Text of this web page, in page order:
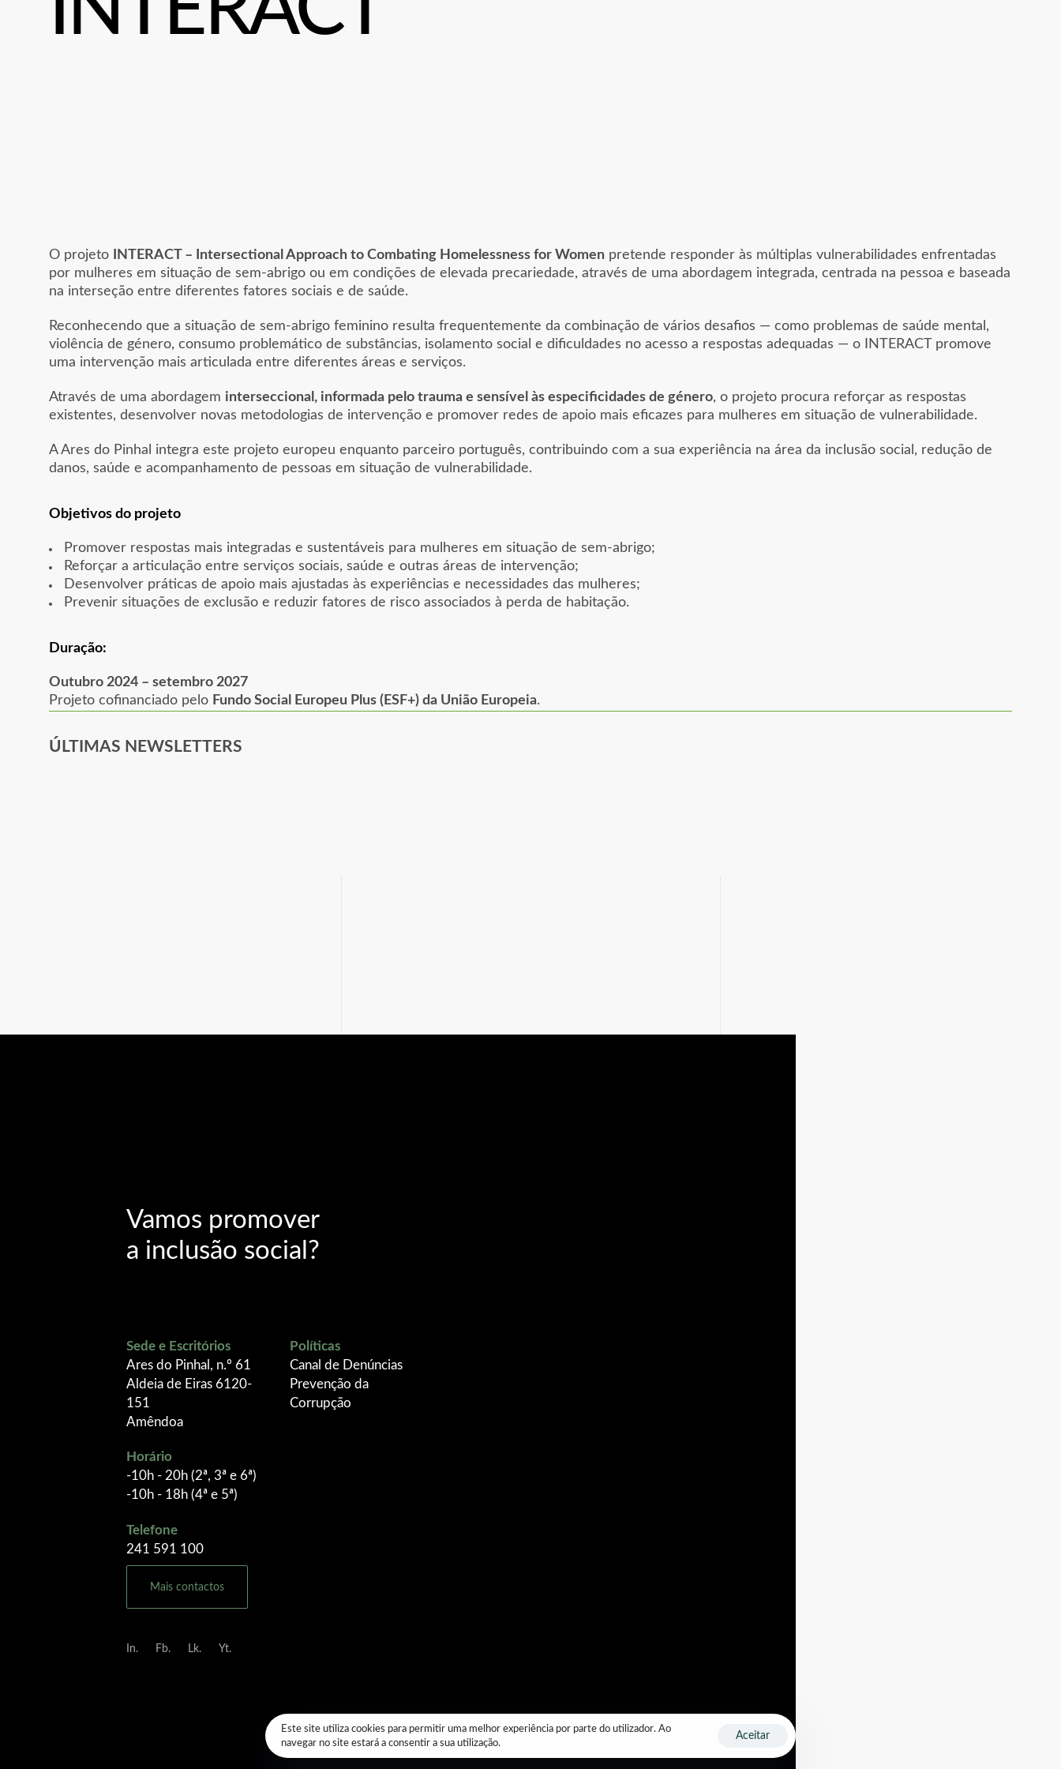
O projeto INTERACT – Intersectional Approach to Combating Homelessness for Women pretende responder às múltiplas vulnerabilidades enfrentadas
por mulheres em situação de sem-abrigo ou em condições de elevada precariedade, através de uma abordagem integrada, centrada na pessoa e baseada
na interseção entre diferentes fatores sociais e de saúde.
Reconhecendo que a situação de sem-abrigo feminino resulta frequentemente da combinação de vários desafios — como problemas de saúde mental,
violência de género, consumo problemático de substâncias, isolamento social e dificuldades no acesso a respostas adequadas — o INTERACT promove
uma intervenção mais articulada entre diferentes áreas e serviços.
Através de uma abordagem interseccional, informada pelo trauma e sensível às especificidades de género, o projeto procura reforçar as respostas
existentes, desenvolver novas metodologias de intervenção e promover redes de apoio mais eficazes para mulheres em situação de vulnerabilidade.
A Ares do Pinhal integra este projeto europeu enquanto parceiro português, contribuindo com a sua experiência na área da inclusão social, redução de
danos, saúde e acompanhamento de pessoas em situação de vulnerabilidade.
Objetivos do projeto
Promover respostas mais integradas e sustentáveis para mulheres em situação de sem-abrigo;
Reforçar a articulação entre serviços sociais, saúde e outras áreas de intervenção;
Desenvolver práticas de apoio mais ajustadas às experiências e necessidades das mulheres;
Prevenir situações de exclusão e reduzir fatores de risco associados à perda de habitação.
Duração:
Outubro 2024 – setembro 2027
Projeto cofinanciado pelo Fundo Social Europeu Plus (ESF+) da União Europeia.
ÚLTIMAS NEWSLETTERS
Vamos promover
a inclusão social?
Sede e Escritórios
Ares do Pinhal, n.º 61
Aldeia de Eiras 6120-
151
Amêndoa
Horário
-10h - 20h (2ª, 3ª e 6ª)
-10h - 18h (4ª e 5ª)
Telefone
241 591 100
Mais contactos
Políticas
Canal de Denúncias
Prevenção da
Corrupção
In. Fb. Lk. Yt.
Este site utiliza cookies para permitir uma melhor experiência por parte do utilizador. Ao
navegar no site estará a consentir a sua utilização.
Aceitar